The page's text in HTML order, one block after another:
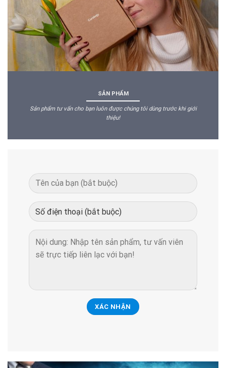
SẢN PHẨM
Sản phẩm tư vấn cho bạn luôn được chúng tôi dùng trước khi giới
thiệu!